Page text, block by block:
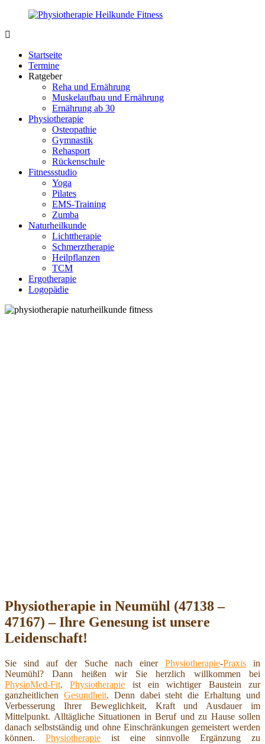
Zurück
Inhalt
Fit.de
Körper
Startseite
Termine
Ratgeber
Reha und Ernährung
Muskelaufbau und Ernährung
Ernährung ab 30
Physiotherapie
Osteopathie
Gymnastik
Rehasport
Rückenschule
Fitnessstudio
Yoga
Pilates
EMS-Training
Zumba
Naturheilkunde
Lichttherapie
Schmerztherapie
Heilpflanzen
TCM
Ergotherapie
Logopädie
Physiotherapie in Neumühl (47138 –
47167) – Ihre Genesung ist unsere
Leidenschaft!
Sie sind auf der Suche nach einer Physiotherapie-Praxisin
Neumühl? Dann heißen wir Sie herzlich willkommen bei
PhysioMed-Fit.Physiotherapie ist ein wichtiger Baustein zur
ganzheitlichen Gesundheit. Denn dabei steht die Erhaltung und
Verbesserung Ihrer Beweglichkeit, Kraft und Ausdauer im
Mittelpunkt. Alltägliche Situationen in Beruf und zu Hause sollen
danach selbstständig und ohne Einschränkungen gemeistert werden
können. Physiotherapieist eine sinnvolle Ergänzung zu